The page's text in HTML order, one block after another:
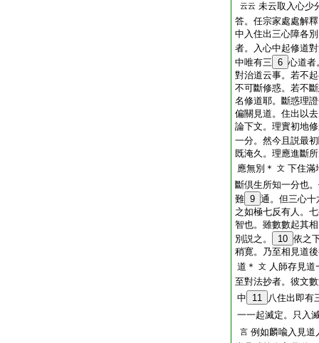
云云 未云取入心少
答。任宗家處處解
中入住出三心障各
者。入心中起修道
中唯有三 6 心道者
對治道云事。若不
不可斷修惑。若不
名修道耶。斷惑理
偏關見道。住出以
論下文。理實初地
一分。然今且説最
既淹久。理應進斷
應無別＊
文 下住滿
斷倶生所知一分也
難 9 通。但三心十
之如極七反有人。
智也。雖數數起其
別説之。
10 依之
稍寛。乃至相見道
道＊
文 人師存見道
至對法抄者。彼文
中
11 八住出即有
一一起滅定。只入
言 例如麟喩入見道